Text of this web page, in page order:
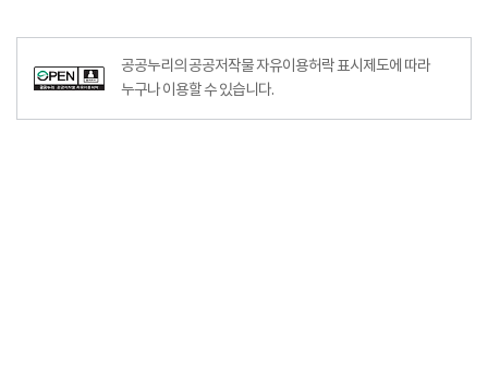
공공누리의 공공저작물 자유이용허락 표시제도에 따라
누구나 이용할 수 있습니다.